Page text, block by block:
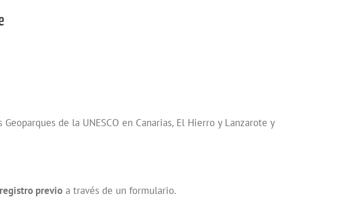
de la UNESCO en Canarias, El Hierro y Lanzarote y
registro previo a través de un formulario.